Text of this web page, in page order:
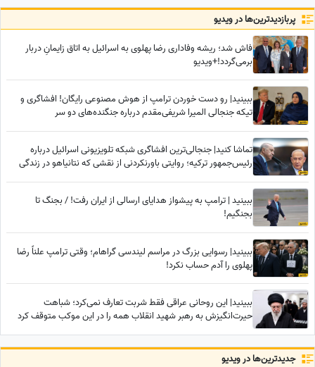
پربازدید‌ترین‌ها در ویدیو
فاش شد؛ ریشه وفاداری رضا پهلوی به اسرائیل به اتاق زایمانِ دربار
برمی‌گردد!+ویدیو
ببینید| رو دست خوردن ترامپ از هوش مصنوعی رایگان! افشاگری و
تیکه جنجالی المیرا شریفی‌مقدم درباره جنگنده‌های دو سر
تماشا کنید| جنجالی‌ترین افشاگری شبکه تلویزیونی اسرائیل درباره
رئیس‌جمهور ترکیه؛ روایتی باورنکردنی از نقشی که نتانیاهو در زندگی
ببینید | ترامپ به پیشواز هدایای ارسالی از ایران رفت! / بجنگ تا
بجنگیم!
ببینید| رسوایی بزرگ در مراسم لیندسی گراهام؛ وقتی ترامپ علناً رضا
پهلوی را آدم حساب نکرد!
ببینید| این روحانی عراقی فقط شربت تعارف نمی‌کرد؛ شباهت
حیرت‌انگیزش به رهبر شهید انقلاب همه را در این موکب متوقف کرد
جدید‌ترین‌ها در ویدیو